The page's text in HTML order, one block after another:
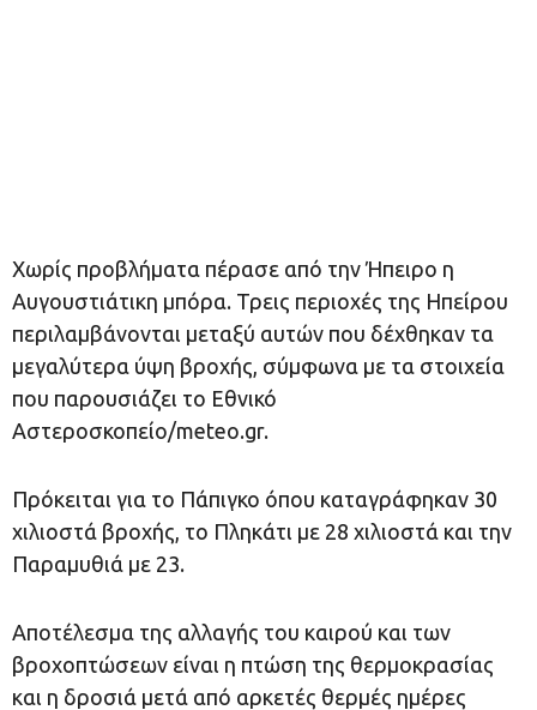
Χωρίς προβλήματα πέρασε από την Ήπειρο η
Αυγουστιάτικη μπόρα. Τρεις περιοχές της Ηπείρου
περιλαμβάνονται μεταξύ αυτών που δέχθηκαν τα
μεγαλύτερα ύψη βροχής, σύμφωνα με τα στοιχεία
που παρουσιάζει το Εθνικό
Αστεροσκοπείο/meteo.gr.
Πρόκειται για το Πάπιγκο όπου καταγράφηκαν 30
χιλιοστά βροχής, το Πληκάτι με 28 χιλιοστά και την
Παραμυθιά με 23.
Αποτέλεσμα της αλλαγής του καιρού και των
βροχοπτώσεων είναι η πτώση της θερμοκρασίας
και η δροσιά μετά από αρκετές θερμές ημέρες